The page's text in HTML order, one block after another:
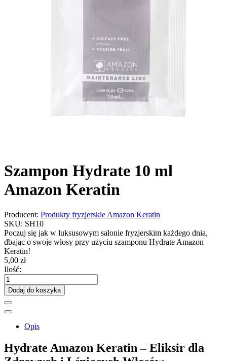
Szampon Hydrate 10 ml
Amazon Keratin
Producent: Produkty fryzjerskie Amazon Keratin
SKU: SH10
Poczuj się jak w luksusowym salonie fryzjerskim każdego dnia,
dbając o swoje włosy przy użyciu szamponu Hydrate Amazon
Keratin!
5,00 zł
Ilość:
Dodaj do koszyka
Opis
Hydrate Amazon Keratin – Eliksir dla